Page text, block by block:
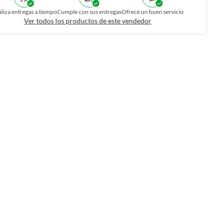
entregas a tiempoCumple con sus entregasOfrece un buen servicio
Ver todos los productos de este vendedor